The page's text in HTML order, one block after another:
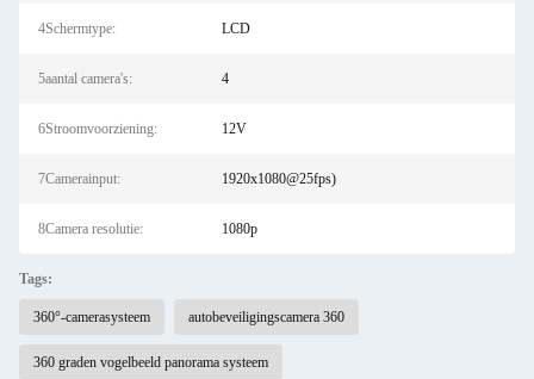
4Schermtype: LCD
5aantal camera's: 4
6Stroomvoorziening: 12V
7Camerainput: 1920x1080@25fps)
8Camera resolutie: 1080p
Tags:
360°-camerasysteem autobeveiligingscamera 360
360 graden vogelbeeld panorama systeem